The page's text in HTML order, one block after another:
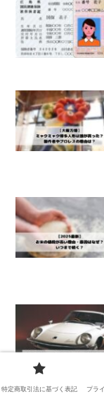
特定商取引法に基づく表記 プラ